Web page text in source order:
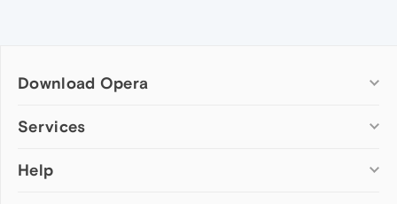
Download Opera
Computer browsers
Opera for Mac
Services
Add-ons
Help